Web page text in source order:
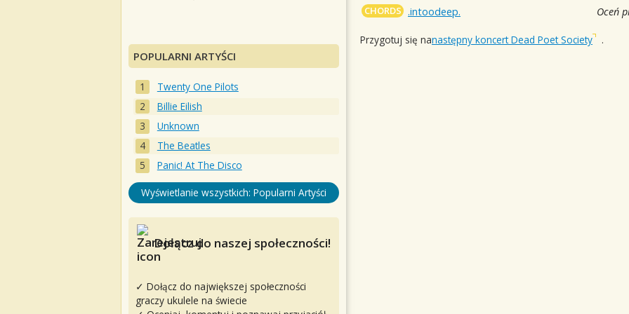
CHORDS .intoodeep. Oceń
Przygotuj się nanastępny koncert Dead Poet Society .
POPULARNI ARTYŚCI
Twenty One Pilots
Billie Eilish
Unknown
The Beatles
Panic! At The Disco
Wyświetlanie wszystkich: Popularni Artyści
Dołącz do naszej społeczności!
✓ Dołącz do największej społeczności
graczy ukulele na świecie